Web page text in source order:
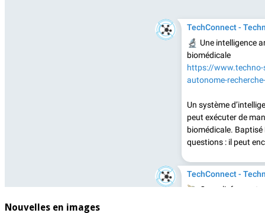
Nouvelles en images